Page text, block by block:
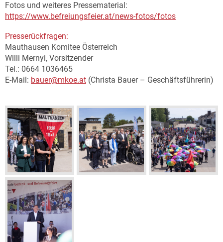
Fotos und weiteres Pressematerial:
https://www.befreiungsfeier.at/news-fotos/fotos
Presserückfragen:
Mauthausen Komitee Österreich
Willi Mernyi, Vorsitzender
Tel.: 0664 1036465
E-Mail: bauer@mkoe.at (Christa Bauer – Geschäftsführerin)